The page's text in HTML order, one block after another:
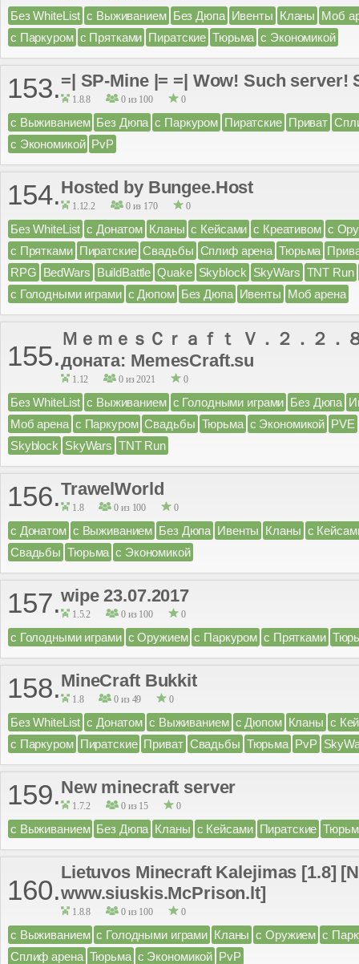
Без WhiteList с Выживанием Без Дюпа Ивенты Кланы Моб
с Паркуром с Прятками Пиратские Тюрьма с Экономикой
153.=| SP-Mine |= =| Wow! Such server!
1.8.8 0 из 100 0
с Выживанием Без Дюпа с Паркуром Пиратские Приват
с Экономикой PvP
154.Hosted by Bungee.Host
1.12.2 0 из 170 0
Без WhiteList с Донатом Кланы с Кейсами с Креативом с
с Прятками Пиратские Свадьбы Сплиф арена Тюрьма
RPG BedWars BuildBattle Quake Skyblock SkyWars TNT Run
с Голодными играми с Дюпом Без Дюпа Ивенты Моб арена
155.
ＭｅｍｅｓＣｒａｆｔ Ｖ．２．２．
доната: MemesCraft.su
1.12 0 из 2021 0
Без WhiteList с Выживанием с Голодными играми Без Дюпа
Моб арена с Паркуром Свадьбы Тюрьма с Экономикой PVE
Skyblock SkyWars TNT Run
156.TrawelWorld
1.8 0 из 100 0
с Донатом с Выживанием Без Дюпа Ивенты Кланы с
Свадьбы Тюрьма с Экономикой
157.wipe 23.07.2017
1.5.2 0 из 100 0
с Голодными играми с Оружием с Паркуром с Прятками
158.MineCraft Bukkit
1.8 0 из 49 0
Без WhiteList с Донатом с Выживанием с Дюпом Кланы с
с Паркуром Пиратские Приват Свадьбы Тюрьма PvP
159.New minecraft server
1.7.2 0 из 15 0
с Выживанием Без Дюпа Кланы с Кейсами Пиратские
160.
Lietuvos Minecraft Kalejimas [1.8]
www.siuskis.McPrison.lt]
1.8.8 0 из 100 0
с Выживанием с Голодными играми Кланы с Оружием с
Сплиф арена Тюрьма с Экономикой PvP